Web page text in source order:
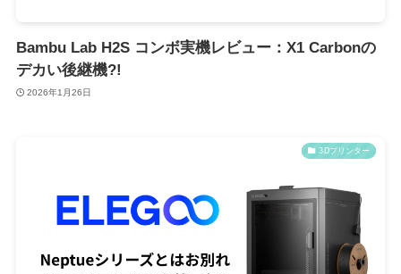
Bambu Lab H2S コンボ実機レビュー：X1 Carbonの
デカい後継機?!
2026年1月26日
3Dプリンター